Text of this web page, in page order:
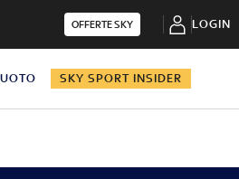
OFFERTE SKY LOGIN
SKY SPORT INSIDER